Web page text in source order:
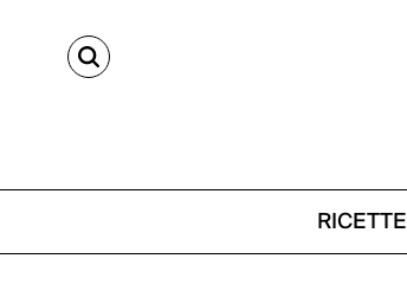
CERCA
RICETTE